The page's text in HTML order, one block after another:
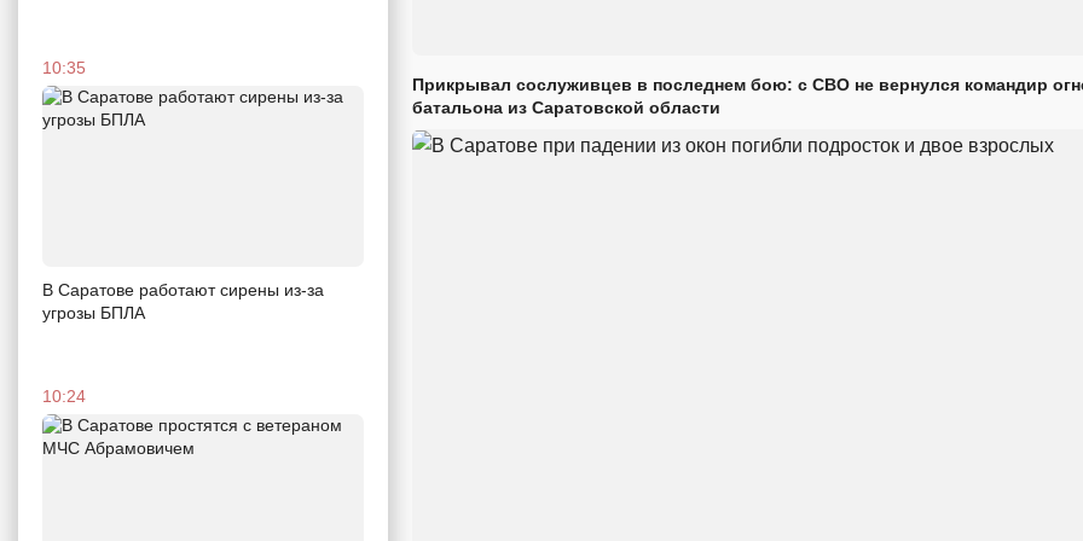
10:35
В Саратове работают сирены из-за
угрозы БПЛА
10:24
Прикрывал сослуживцев в последнем бою: с СВО не вернулся командир
батальона из Саратовской области